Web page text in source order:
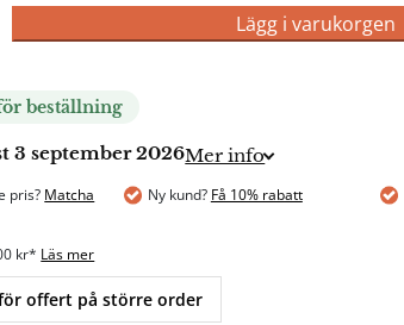
Lägg i varukorgen
beställning
3 september 2026Mer info
pris? Matcha
Ny kund? Få 10% rabatt
kr* Läs mer
offert på större order